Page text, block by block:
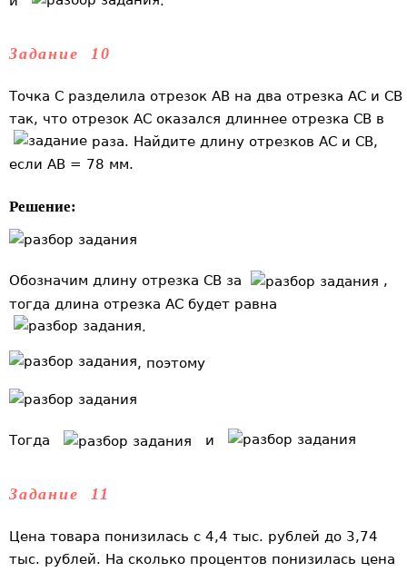
Задание 10
Точка C разделила отрезок АВ на два отрезка АС и СB
так, что отрезок АС оказался длиннее отрезка СВ в
раза. Найдите длину отрезков АС и СВ,
если АВ = 78 мм.
Решение:
Обозначим длину отрезка СВ за
,
тогда длина отрезка АС будет равна
.
, поэтому
Тогда и
Задание 11
Цена товара понизилась с 4,4 тыс. рублей до 3,74
тыс. рублей. На сколько процентов понизилась цена